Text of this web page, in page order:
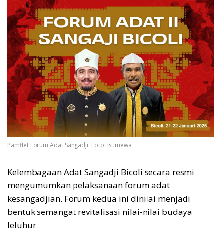
Pamflet Forum Adat Sangadji. Foto: Istimewa
Kelembagaan Adat Sangadji Bicoli secara resmi
mengumumkan pelaksanaan forum adat
kesangadjian. Forum kedua ini dinilai menjadi
bentuk semangat revitalisasi nilai-nilai budaya
leluhur.